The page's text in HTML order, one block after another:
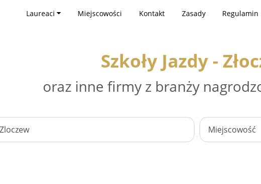
Laureaci Miejscowości Kontakt Zasady Regulamin
Szkoły Jazdy -
oraz inne firmy z branży